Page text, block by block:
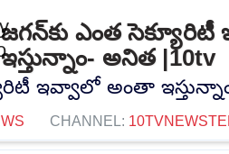
జగన్‌కు ఎంత
ఇస్తున్నాం- అనిత |10tv
ఇవ్వాలో అంతా
CHANNEL: